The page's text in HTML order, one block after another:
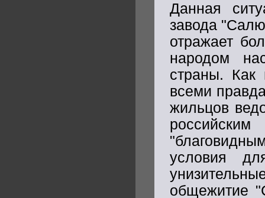
Данная
завода
отражает
народом
страны. Как
всеми
жильцов
условия
общежитие